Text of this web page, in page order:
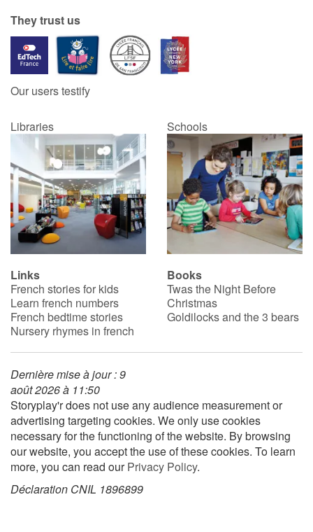
Help
Home
Schools
Libraries
Videos & Tutorials
Blog
Learn french with Storyplay'r
French book lists for children
Activities and workshops
Dyslexia and reading disorders
They trust us
Our users testify
Libraries Schools
Links
French stories for kids
Learn french numbers
French bedtime stories
Nursery rhymes in french
Books
Twas the Night Before
Christmas
Goldilocks and the 3 bears
Dernière mise à jour : 9
août 2026 à 11:50
Storyplay'r does not use any audience measurement or
advertising targeting cookies. We only use cookies
necessary for the functioning of the website. By browsing
our website, you accept the use of these cookies. To learn
more, you can read ourPrivacy Policy.
Déclaration CNIL 1896899